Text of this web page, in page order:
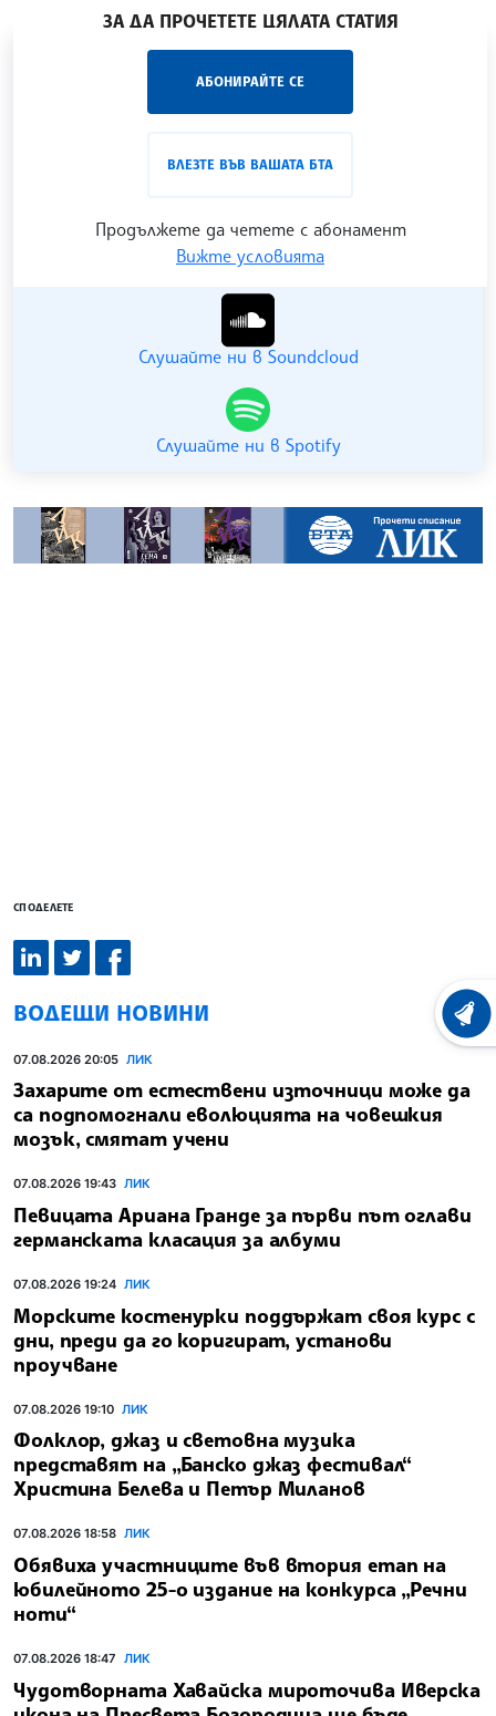
ЗА ДА ПРОЧЕТЕТЕ ЦЯЛАТА СТАТИЯ
АБОНИРАЙТЕ СЕ
ВЛЕЗТЕ ВЪВ ВАШАТА БТА
Продължете да четете с абонамент
Вижте условията
„Час ЛИК“ на БТА е мястото за срещи отблизо с
Гледайте ни в YouTube
Слушайте ни в Soundcloud
Слушайте ни в Spotify
СПОДЕЛЕТЕ
ВОДЕЩИ НОВИНИ
07.08.2026 20:05 ЛИК
Захарите от естествени източници може да
са подпомогнали еволюцията на човешкия
мозък, смятат учени
07.08.2026 19:43 ЛИК
Певицата Ариана Гранде за първи път оглави
германската класация за албуми
07.08.2026 19:24 ЛИК
Морските костенурки поддържат своя курс с
дни, преди да го коригират, установи
проучване
07.08.2026 19:10 ЛИК
Фолклор, джаз и световна музика
представят на „Банско джаз фестивал“
Христина Белева и Петър Миланов
07.08.2026 18:58 ЛИК
Обявиха участниците във втория етап на
юбилейното 25-о издание на конкурса „Речни
ноти“
07.08.2026 18:47 ЛИК
Чудотворната Хавайска мироточива Иверска